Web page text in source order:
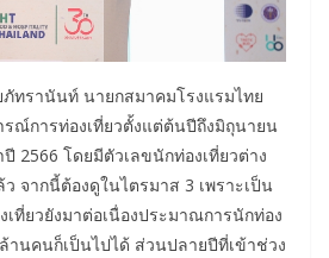
ทรานันท์ นายกสมาคมโรงแรมไทย
รณ์การท่องเที่ยวตั้งแต่ต้นปีถึงมิถุนายน
2566 โดยมีตัวเลขนักท่องเที่ยวต่าง
จากนี้ต้องดูในไตรมาส 3 เพราะเป็น
ที่ยวยังมาต่อเนื่องประมาณการนักท่อง
านคนก็เป็นไปได้ ส่วนปลายปีที่เข้าช่วง